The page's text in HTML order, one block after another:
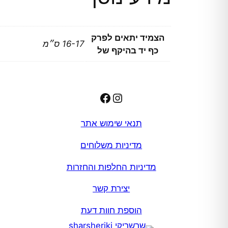
הצמיד יתאים לפרק
כף יד בהיקף של
16-17 ס״מ
Instagram
Facebook
תנאי שימוש אתר
מדיניות משלוחים
מדיניות החלפות והחזרות
יצירת קשר
הוספת חוות דעת